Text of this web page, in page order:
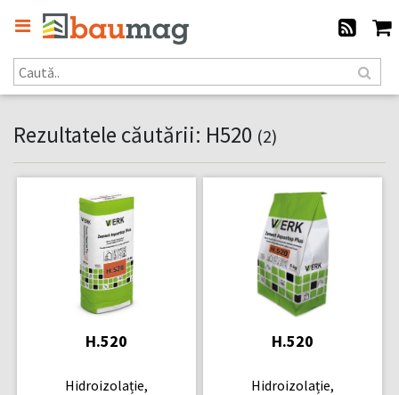
Rezultatele căutării: H520 (2)
H.520
Hidroizolație,
H.520
Hidroizolație,